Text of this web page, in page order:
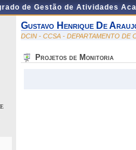
de Gestão de Atividades
Gustavo Henrique De
DCIN - CCSA - DEPARTAMENTO DE
Projetos de Monitoria